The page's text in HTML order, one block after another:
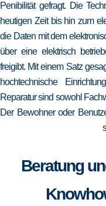
Penibilität gefragt. Die
heutigen Zeit bis hin zum
die Daten mit dem
über eine elektrisch
freigibt. Mit einem Satz
hochtechnische
Reparatur sind sowohl
Der Bewohner oder
Beratung